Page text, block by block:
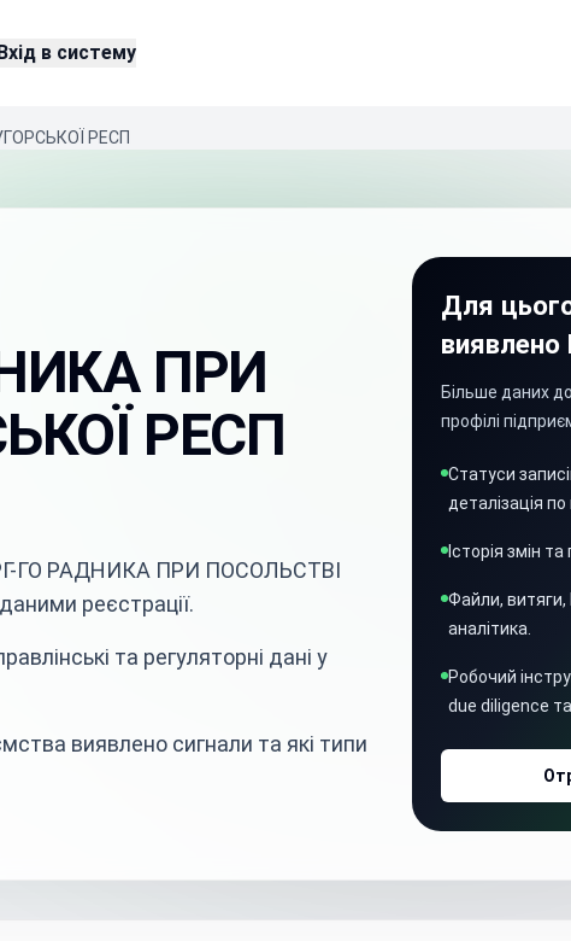
в систему
РЕСП
ПРИ
РЕСП
ГО РАДНИКА ПРИ ПОСОЛЬСТВІ
реєстрації.
та регуляторні дані у
виявлено сигнали та які типи
Для
виявлено
Більше даних
профілі
Статуси
деталізація
Історія змін
Файли, витяги,
аналітика.
Робочий
due diligence та